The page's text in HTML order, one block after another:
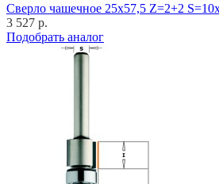
Cверло чашечное 25x57,5 Z=2+2
3 527 р.
Подобрать аналог